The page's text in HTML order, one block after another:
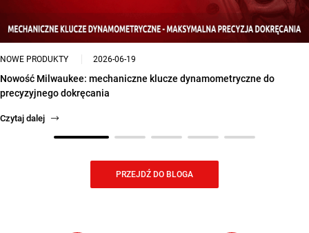
NOWE PRODUKTY 2026-06-19
Nowość Milwaukee: mechaniczne klucze dynamometryczne do
precyzyjnego dokręcania
Czytaj dalej
PRZEJDŹ DO BLOGA